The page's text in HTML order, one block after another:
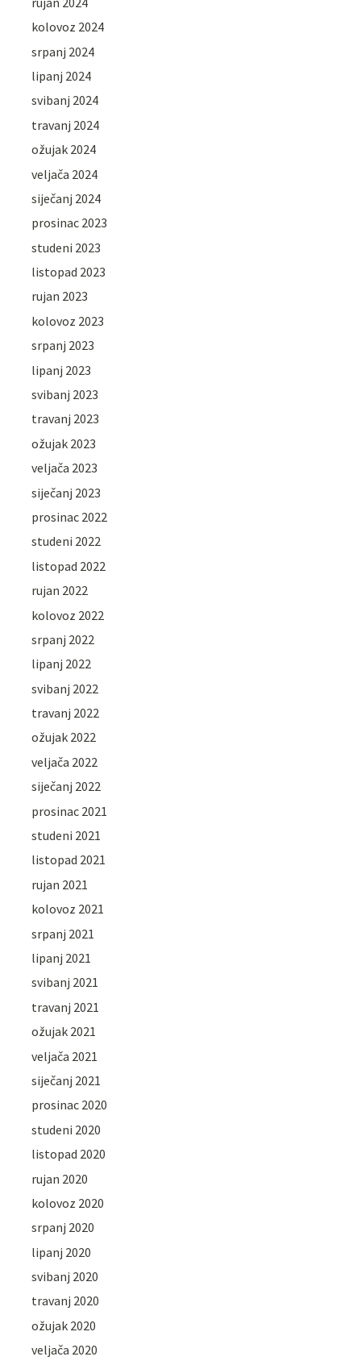
kolovoz 2024
srpanj 2024
lipanj 2024
svibanj 2024
travanj 2024
ožujak 2024
veljača 2024
siječanj 2024
prosinac 2023
studeni 2023
listopad 2023
rujan 2023
kolovoz 2023
srpanj 2023
lipanj 2023
svibanj 2023
travanj 2023
ožujak 2023
veljača 2023
siječanj 2023
prosinac 2022
studeni 2022
listopad 2022
rujan 2022
kolovoz 2022
srpanj 2022
lipanj 2022
svibanj 2022
travanj 2022
ožujak 2022
veljača 2022
siječanj 2022
prosinac 2021
studeni 2021
listopad 2021
rujan 2021
kolovoz 2021
srpanj 2021
lipanj 2021
svibanj 2021
travanj 2021
ožujak 2021
veljača 2021
siječanj 2021
prosinac 2020
studeni 2020
listopad 2020
rujan 2020
kolovoz 2020
srpanj 2020
lipanj 2020
svibanj 2020
travanj 2020
ožujak 2020
veljača 2020